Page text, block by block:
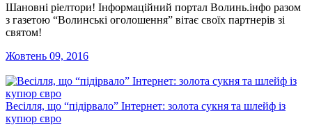
Шановні ріелтори! Інформаційний портал Волинь.інфо разом
з газетою “Волинські оголошення” вітає своїх партнерів зі
святом!
Жовтень 09, 2016
Весілля, що “підірвало” Інтернет: золота сукня та шлейф із
купюр євро